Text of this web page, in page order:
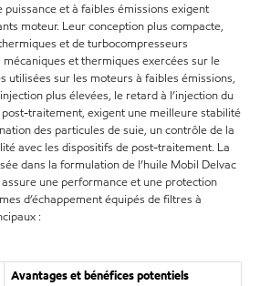
et à faibles émissions exigent
moteur. Leur conception plus compacte,
et de turbocompresseurs
et thermiques exercées sur le
utilisées sur les moteurs à faibles émissions,
plus élevées, le retard à l’injection du
traitement, exigent une meilleure stabilité
des particules de suie, un contrôle de la
avec les dispositifs de post-traitement. La
dans la formulation de l’huile Mobil Delvac
une performance et une protection
d’échappement équipés de filtres à
:
Avantages et bénéfices potentiels